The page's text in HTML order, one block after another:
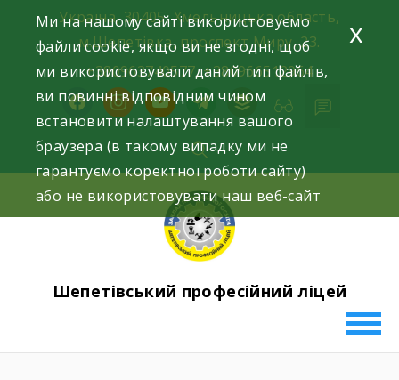
content
Україна, 30405, Хмельницька область,
м.Шепетівка, проспект Миру, 23.
+380963740577, +380966512964
facebookinstagramyoutubetelegram
buffer
Шепетівський професійний ліцей
Ми на нашому сайті використовуємо
файли cookie, якщо ви не згодні, щоб
ми використовували даний тип файлів,
ви повинні відповідним чином
встановити налаштування вашого
браузера (в такому випадку ми не
гарантуємо коректної роботи сайту)
або не використовувати наш веб-сайт
x